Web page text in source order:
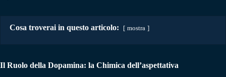
Cosa troverai in questo articolo: mostra
Il Ruolo della Dopamina: la Chimica dell’aspettativa